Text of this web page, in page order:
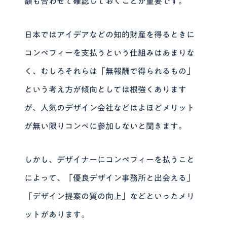
日本ではアイデアなどの知的財産を得るときに
コンペフィーを支払うという仕組みはあまりな
く、むしろそれらは「無報酬で得られるもの」
という考え方が傾向としては根強くあります
が、 人気のデザイン会社などはよほどメリット
が無い限りコンペに参加しない と聞きます。
しかし、デザイナーにコンペフィーを払うこと
によって、「優良デザイン事務所と出会える」
「デザイン提案の質の向上」などといったメリ
ットがあります。